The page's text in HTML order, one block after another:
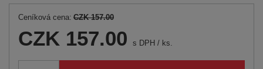
Ceníková cena: CZK 157.00
CZK 157.00 s DPH / ks.